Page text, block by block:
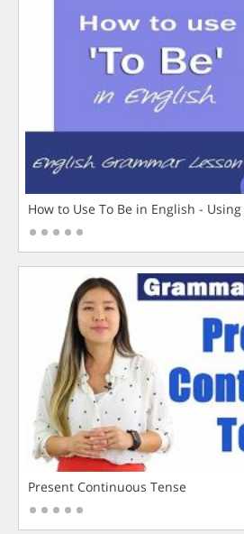
How to Use To Be in English -
Present Continuous Tense